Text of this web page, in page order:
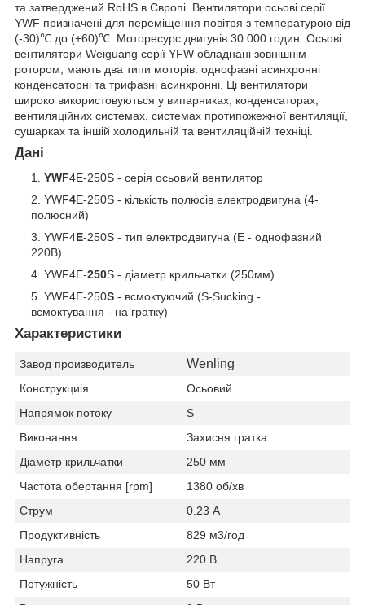
та затверджений RoHS в Європі. Вентилятори осьові серії
YWF призначені для переміщення повітря з температурою від
(-30)℃ до (+60)℃. Моторесурс двигунів 30 000 годин. Осьові
вентилятори Weiguang серії YFW обладнані зовнішнім
ротором, мають два типи моторів: однофазні асинхронні
конденсаторні та трифазні асинхронні. Ці вентилятори
широко використовуються у випарниках, конденсаторах,
вентиляційних системах, системах протипожежної вентиляції,
сушарках та іншій холодильній та вентиляційній техніці.
Дані
YWF4E-250S - серія осьовий вентилятор
YWF4E-250S - кількість полюсів електродвигуна (4-
полюсний)
YWF4E-250S - тип електродвигуна (E - однофазний
220В)
YWF4E-250S - діаметр крильчатки (250мм)
YWF4E-250S - всмоктуючий (S-Sucking -
всмоктування - на гратку)
Характеристики
Завод производитель Wenling
Конструкциія
Осьовий
Напрямок потоку
S
Виконання
Захисня гратка
Діаметр крильчатки
250 мм
Частота обертання [rpm]
1380 об/хв
Струм
0.23 А
Продуктивність
829 м3/год
Напруга
220 В
Потужність
50 Вт